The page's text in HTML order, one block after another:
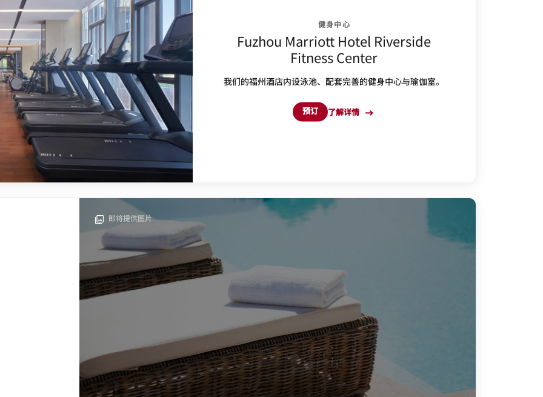
健身中心
Fuzhou Marriott Hotel Riverside
Fitness Center
我们的福州酒店内设泳池、配套完善的健身中心与瑜伽室。
预订 了解详情
即将提供图片